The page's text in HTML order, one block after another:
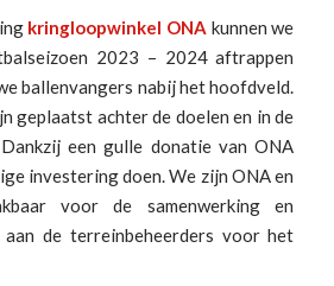
kringloopwinkel ONA kunnen we
2023 – 2024 aftrappen
ballenvangers nabij het hoofdveld.
geplaatst achter de doelen en in de
een gulle donatie van ONA
investering doen. We zijn ONA en
voor de samenwerking en
de terreinbeheerders voor het